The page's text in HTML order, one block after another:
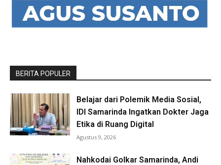
BERITA POPULER
Belajar dari Polemik Media Sosial,
IDI Samarinda Ingatkan Dokter Jaga
Etika di Ruang Digital
Agustus 9, 2026
Nahkodai Golkar Samarinda, Andi